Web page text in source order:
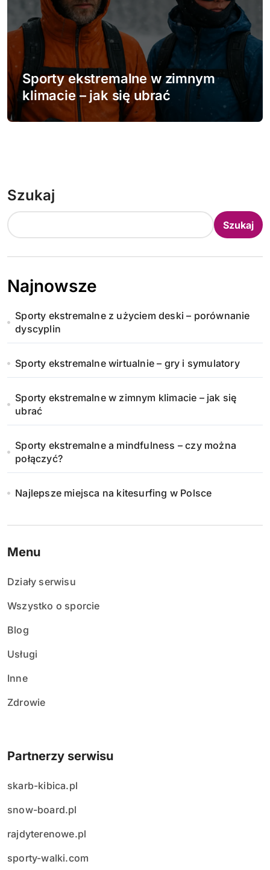
Sporty ekstremalne w zimnym
klimacie – jak się ubrać
Szukaj
Szukaj
Najnowsze
Sporty ekstremalne z użyciem deski – porównanie
dyscyplin
Sporty ekstremalne wirtualnie – gry i symulatory
Sporty ekstremalne w zimnym klimacie – jak się
ubrać
Sporty ekstremalne a mindfulness – czy można
połączyć?
Najlepsze miejsca na kitesurfing w Polsce
Menu
Działy serwisu
Wszystko o sporcie
Blog
Usługi
Inne
Zdrowie
Partnerzy serwisu
skarb-kibica.pl
snow-board.pl
rajdyterenowe.pl
sporty-walki.com